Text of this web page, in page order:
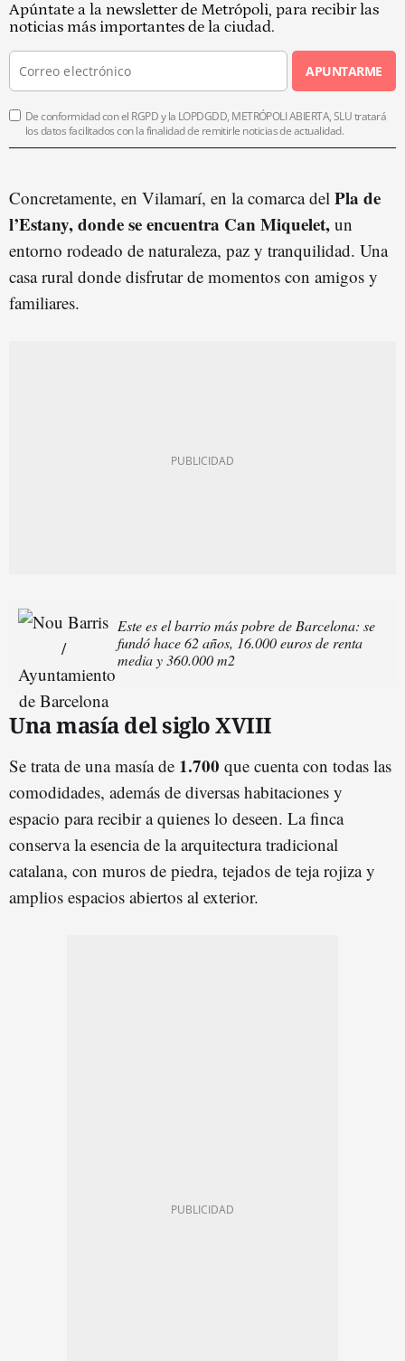
Apúntate a la newsletter de Metrópoli, para recibir las
noticias más importantes de la ciudad.
APUNTARME
De conformidad con el RGPD y la LOPDGDD, METRÓPOLI ABIERTA, SLU tratará
los datos facilitados con la finalidad de remitirle noticias de actualidad.
Concretamente, en Vilamarí, en la comarca del Pla de
l’Estany, donde se encuentra Can Miquelet, un
entorno rodeado de naturaleza, paz y tranquilidad. Una
casa rural donde disfrutar de momentos con amigos y
familiares.
Este es el barrio más pobre de Barcelona: se
fundó hace 62 años, 16.000 euros de renta
media y 360.000 m2
Una masía del siglo XVIII
Se trata de una masía de 1.700 que cuenta con todas las
comodidades, además de diversas habitaciones y
espacio para recibir a quienes lo deseen. La finca
conserva la esencia de la arquitectura tradicional
catalana, con muros de piedra, tejados de teja rojiza y
amplios espacios abiertos al exterior.